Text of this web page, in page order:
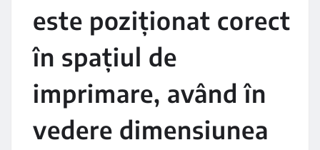
este poziționat corect
în spațiul de
imprimare, având în
vedere dimensiunea